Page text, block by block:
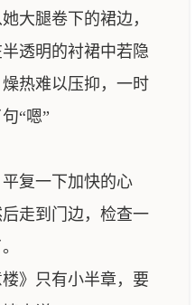
大腿卷下的裙边，
透明的衬裙中若隐
热难以压抑，一时
“嗯”
复一下加快的心
走到门边，检查一
》只有小半章，要